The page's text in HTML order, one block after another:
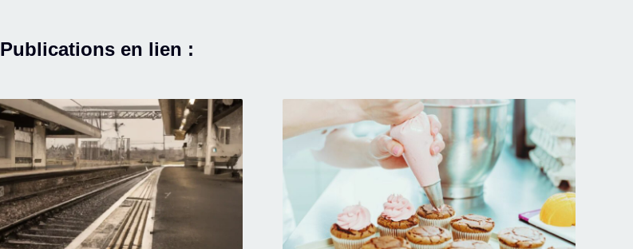
Publications en lien :